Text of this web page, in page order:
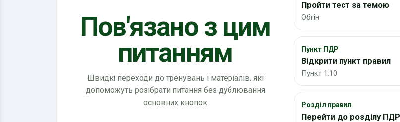
Пов'язано з цим
питанням
Швидкі переходи до тренувань і матеріалів, які
допоможуть розібрати питання без дублювання
основних кнопок
Пройти тест за темою
Обгін
Пункт ПДР
Відкрити пункт правил
Пункт 1.10
Розділ правил
Перейти до розділу ПДР